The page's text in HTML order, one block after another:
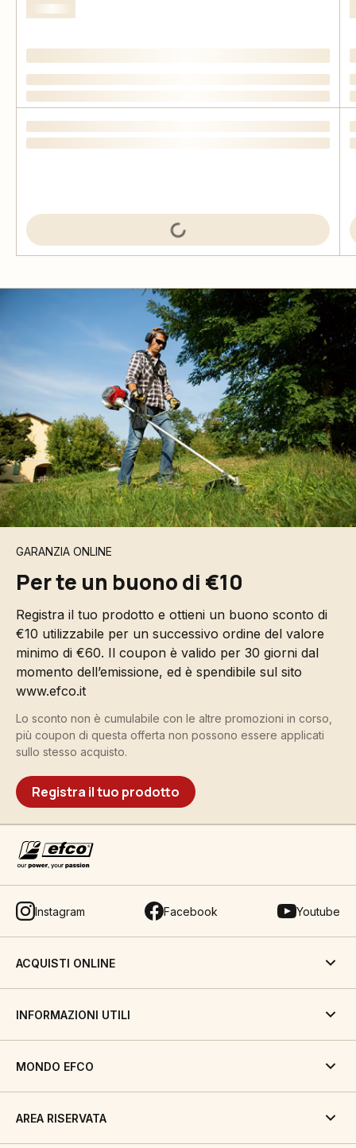
GARANZIA ONLINE
Per te un buono di €10
Registra il tuo prodotto e ottieni un buono sconto di
€10 utilizzabile per un successivo ordine del valore
minimo di €60. Il coupon è valido per 30 giorni dal
momento dell’emissione, ed è spendibile sul sito
www.efco.it
Lo sconto non è cumulabile con le altre promozioni in corso,
più coupon di questa offerta non possono essere applicati
sullo stesso acquisto.
Registra il tuo prodotto
Instagram Facebook Youtube
ACQUISTI ONLINE
INFORMAZIONI UTILI
MONDO EFCO
AREA RISERVATA